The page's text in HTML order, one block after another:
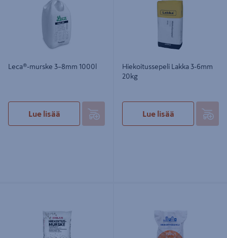
Leca®-murske 3–8mm 1000l
Lue lisää
Hiekoitussepeli Lakka 3-6mm
20kg
Lue lisää